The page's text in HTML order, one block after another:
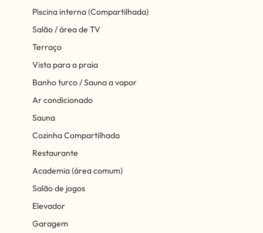
Piscina interna (Compartilhada)
Salão / área de TV
Terraço
Vista para a praia
Banho turco / Sauna a vapor
Ar condicionado
Sauna
Cozinha Compartilhada
Restaurante
Academia (área comum)
Salão de jogos
Elevador
Garagem